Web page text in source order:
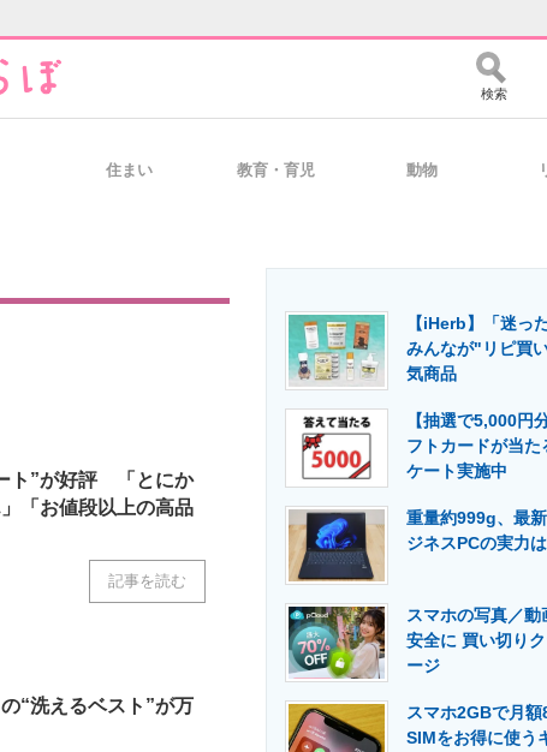
経営リーダーのコミュニティ マーケ×ITの今がよく
製造業のIT導入・活用を支援
エネルギーの専門メディア 建設×テクノロジーの最
検索
住まい 教育・育児 動物
ト”が好評 「とにか
「お値段以上の高品
記事を読む
“洗えるベスト”が万
【iHerb】「迷っ
みんなが"リピ買
気商品
【抽選で5,000円
フトカードが当た
ケート実施中
重量約999g、最
ジネスPCの実力
スマホの写真／
安全に 買い切り
ージ
スマホ2GBで月
SIMをお得に使う